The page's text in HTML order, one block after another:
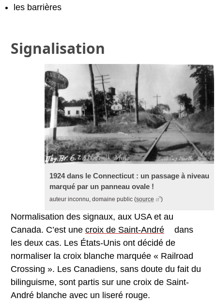
les barrières
Signalisation
1924 dans le Connecticut : un passage à niveau
marqué par un panneau ovale !
auteur inconnu, domaine public (source )
Normalisation des signaux, aux USA et au
Canada. C’est une croix de Saint-André
dans
les deux cas. Les États-Unis ont décidé de
normaliser la croix blanche marquée « Railroad
Crossing ». Les Canadiens, sans doute du fait du
bilinguisme, sont partis sur une croix de Saint-
André blanche avec un liseré rouge.